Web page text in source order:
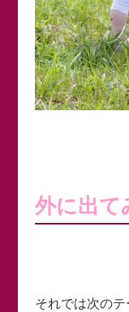
外に出て
それでは次の